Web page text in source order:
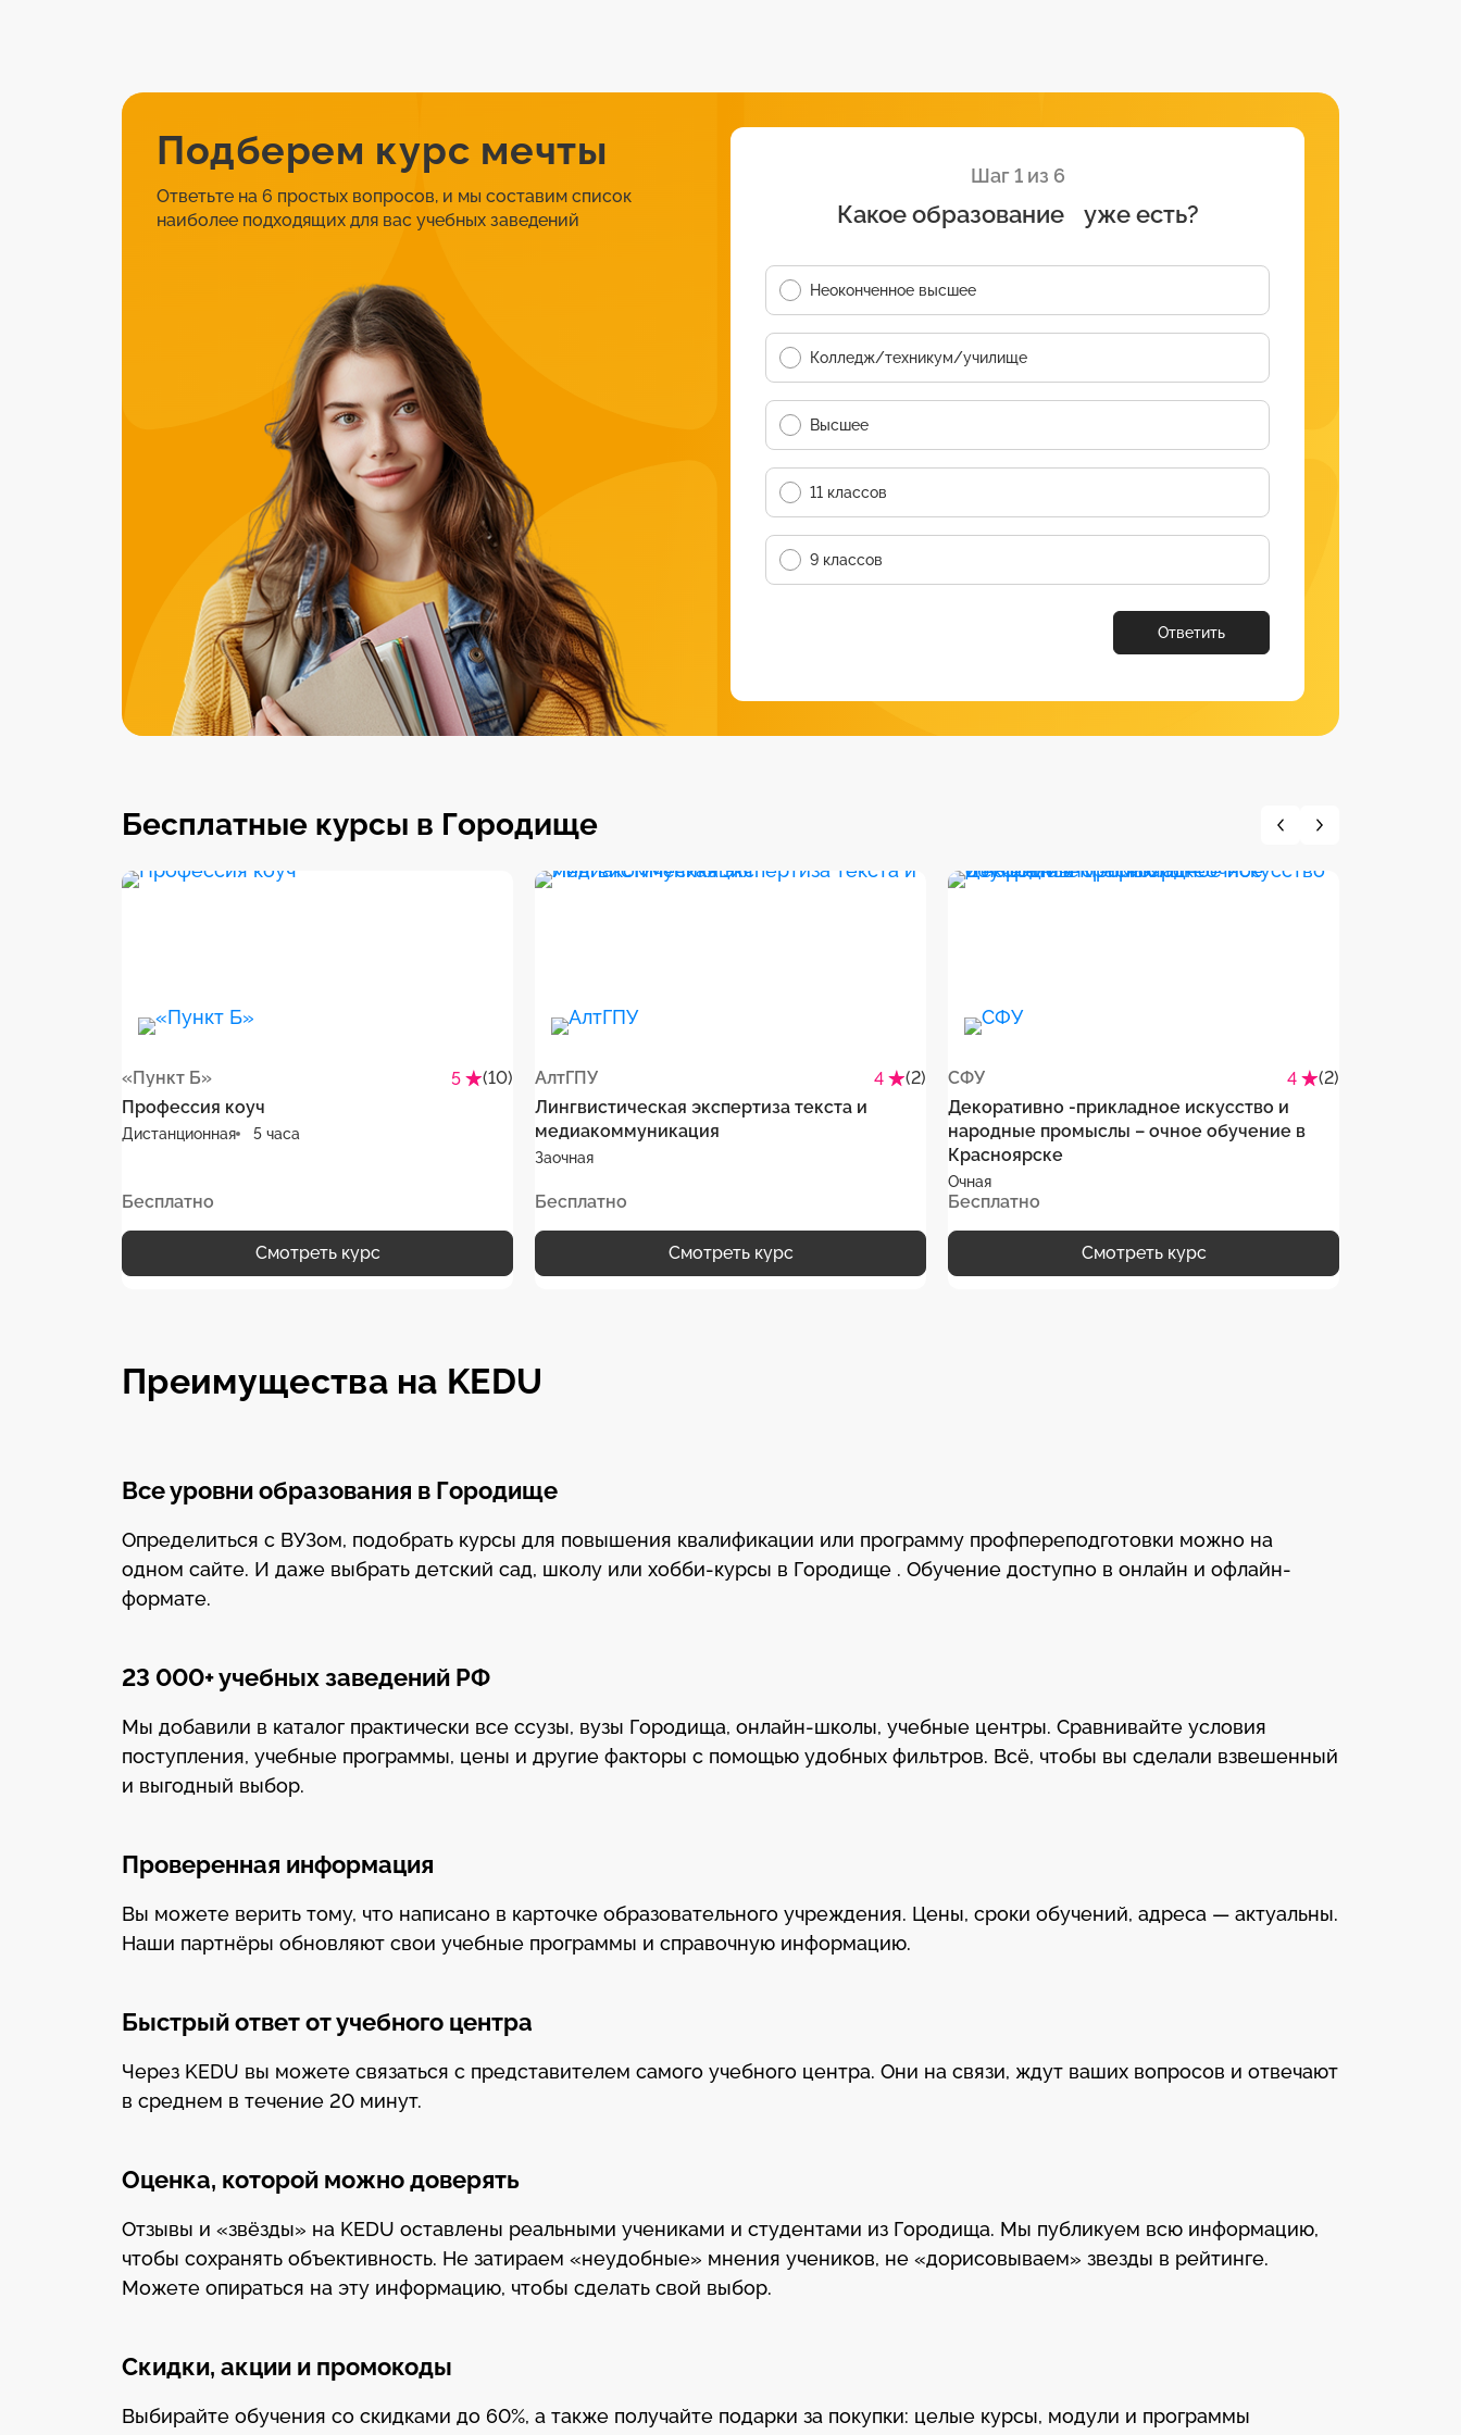
Подберем курс мечты
Ответьте на 6 простых вопросов, и мы составим список
наиболее подходящих для вас учебных заведений
Шаг 1 из 6
Какое образование уже есть?
Неоконченное высшее
Колледж/техникум/училище
Высшее
11 классов
9 классов
Ответить
Бесплатные курсы в Городище
«Пункт Б» 5
(10)
Профессия коуч
Дистанционная 5 часа
Бесплатно
Смотреть курс
АлтГПУ 4
(2)
Лингвистическая экспертиза текста и
медиакоммуникация
Заочная
Бесплатно
Смотреть курс
СФУ 4
(2)
Декоративно -прикладное искусство и
народные промыслы – очное обучение в
Красноярске
Очная
Бесплатно
Смотреть курс
Преимущества на KEDU
Все уровни образования в Городище
Определиться с ВУЗом, подобрать курсы для повышения квалификации или программу профпереподготовки можно на
одном сайте. И даже выбрать детский сад, школу или хобби-курсы в Городище . Обучение доступно в онлайн и офлайн-
формате.
23 000+ учебных заведений РФ
Мы добавили в каталог практически все ссузы, вузы Городища, онлайн-школы, учебные центры. Сравнивайте условия
поступления, учебные программы, цены и другие факторы с помощью удобных фильтров. Всё, чтобы вы сделали взвешенный
и выгодный выбор.
Проверенная информация
Вы можете верить тому, что написано в карточке образовательного учреждения. Цены, сроки обучений, адреса — актуальны.
Наши партнёры обновляют свои учебные программы и справочную информацию.
Быстрый ответ от учебного центра
Через KEDU вы можете связаться с представителем самого учебного центра. Они на связи, ждут ваших вопросов и отвечают
в среднем в течение 20 минут.
Оценка, которой можно доверять
Отзывы и «звёзды» на KEDU оставлены реальными учениками и студентами из Городища. Мы публикуем всю информацию,
чтобы сохранять объективность. Не затираем «неудобные» мнения учеников, не «дорисовываем» звезды в рейтинге.
Можете опираться на эту информацию, чтобы сделать свой выбор.
Скидки, акции и промокоды
Выбирайте обучения со скидками до 60%, а также получайте подарки за покупки: целые курсы, модули и программы